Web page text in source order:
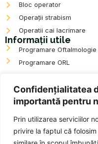
Confidențialitatea
importantă pentru
Prin utilizarea serviciilor
privire la faptul că
Bloc operator
Operații strabism
Operatii cai lacrimare
Informații utile
Programare Oftalmologie
Programare ORL
Date de contact
Programări:0364 739